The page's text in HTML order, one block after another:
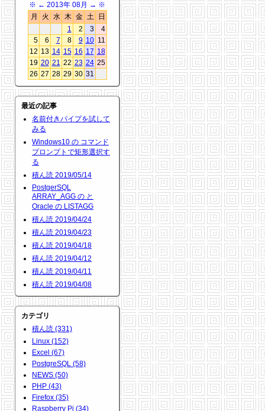
※ ← 2013年 08月 → ※
月
火 水 木 金 土
日
1
2 3
4
5
6 7 8 9 10 11
12 13 14 15 16 17 18
19 20 21 22 23 24 25
26 27 28 29 30 31
最近の記事
名前付きパイプを試して
みる
Windows10 の コマンド
プロンプトで矩形選択す
る
積ん読 2019/05/14
PostgerSQL
ARRAY_AGG の と
Oracle の LISTAGG
積ん読 2019/04/24
積ん読 2019/04/23
積ん読 2019/04/18
積ん読 2019/04/12
積ん読 2019/04/11
積ん読 2019/04/08
カテゴリ
積ん読 (331)
Linux (152)
Excel (67)
PostgreSQL (58)
NEWS (50)
PHP (43)
Firefox (35)
Raspberry Pi (34)